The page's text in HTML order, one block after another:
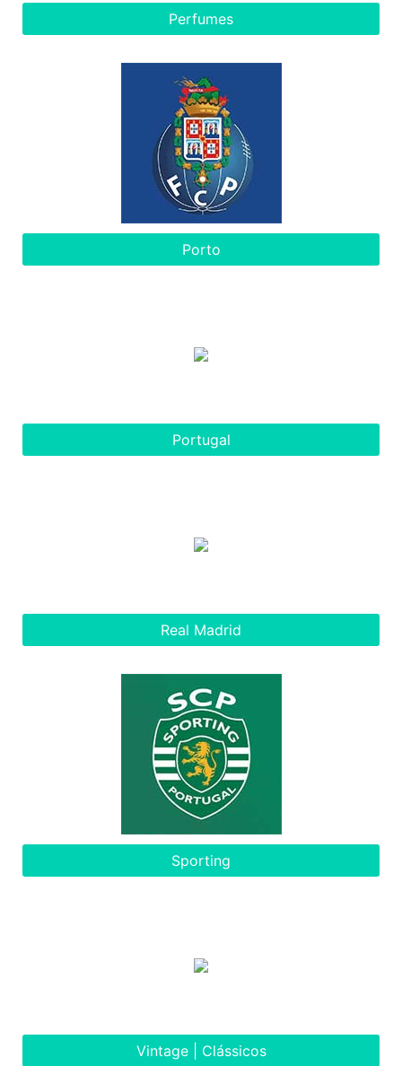
Perfumes
Porto
Portugal
Real Madrid
Sporting
Vintage | Clássicos